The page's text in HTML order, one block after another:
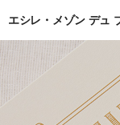
エシレ・メゾン デュ